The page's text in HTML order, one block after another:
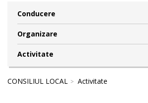
Conducere
Organizare
Activitate
CONSILIUL LOCAL Activitate